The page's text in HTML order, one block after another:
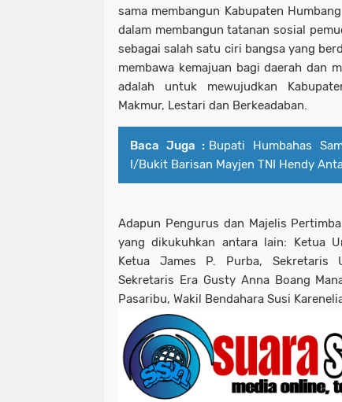
sama membangun Kabupaten
dalam membangun tatanan sosial
sebagai salah satu ciri bangsa yang
membawa kemajuan bagi daerah dan
adalah untuk mewujudkan
Makmur, Lestari dan Berkeadaban.
Baca Juga : Bupati Humbahas
I/Bukit Barisan Mayjen TNI Hendy
Adapun Pengurus dan Majelis
yang dikukuhkan antara lain: Ketua
Ketua James P. Purba, Sekretaris
Sekretaris Era Gusty Anna Boang
Pasaribu, Wakil Bendahara Susi